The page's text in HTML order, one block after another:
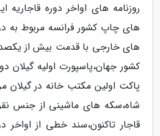
روزنامه های اواخر دوره قاجاریه
های چاپ کشور فرانسه مربوط به
کشور جهان،پاسپورت اولیه
پاکت اولین مکتب خانه در گیلان
شاه،سکه های ماشینی از جنس
قاجار تاکنون،سند خطی از اواخر